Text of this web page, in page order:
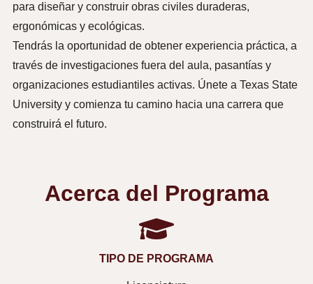
para diseñar y construir obras civiles duraderas,
ergonómicas y ecológicas.
Tendrás la oportunidad de obtener experiencia práctica, a
través de investigaciones fuera del aula, pasantías y
organizaciones estudiantiles activas. Únete a Texas State
University y comienza tu camino hacia una carrera que
construirá el futuro.
Acerca del Programa
TIPO DE PROGRAMA